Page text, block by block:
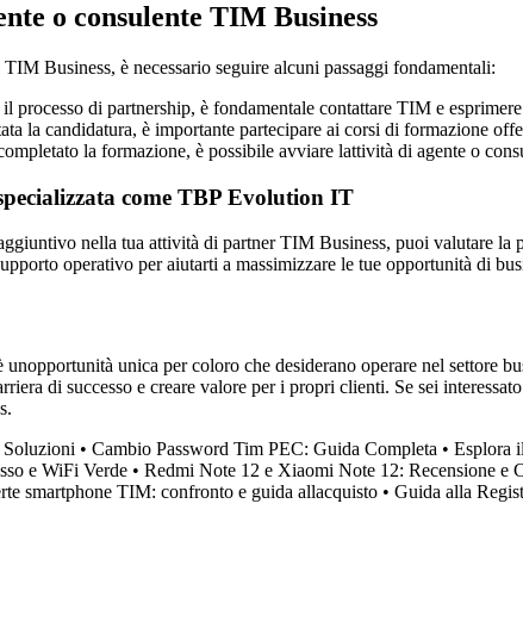
o consulente TIM Business
Business, è necessario seguire alcuni passaggi fondamentali:
processo di partnership, è fondamentale contattare TIM e
la candidatura, è importante partecipare ai corsi di formazione
la formazione, è possibile avviare lattività di agente o
come TBP Evolution IT
nella tua attività di partner TIM Business, puoi valutare
operativo per aiutarti a massimizzare le tue opportunità di
unica per coloro che desiderano operare nel settore
di successo e creare valore per i propri clienti. Se sei
Soluzioni • Cambio Password Tim PEC: Guida Completa • Esplora
e WiFi Verde • Redmi Note 12 e Xiaomi Note 12: Recensione e
smartphone TIM: confronto e guida allacquisto • Guida alla